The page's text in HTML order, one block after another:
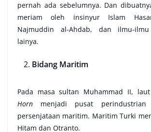
pernah ada sebelumnya. Dan
meriam oleh insinyur Islam
Najmuddin al-Ahdab, dan ilmu-ilmu
lainya.
Bidang Maritim
Pada masa sultan Muhammad II,
Horn menjadi pusat
persenjataan maritim. Maritim Turki
Hitam dan Otranto.